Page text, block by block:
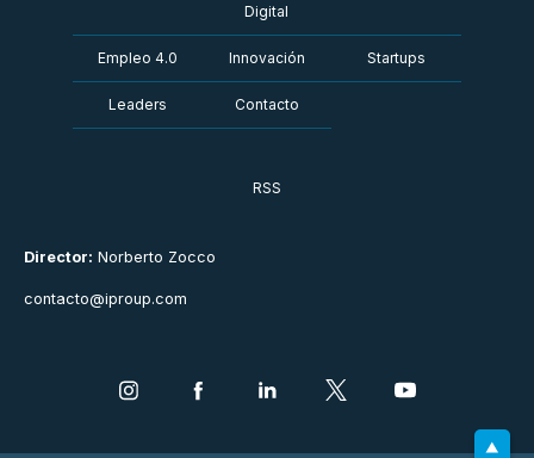
Director: Norberto Zocco
contacto@iproup.com
Digital
Empleo 4.0 Innovación Startups
Leaders Contacto
RSS